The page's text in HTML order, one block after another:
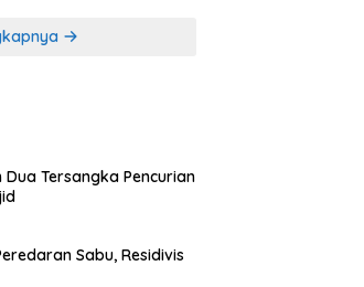
Jurnalistik
Tersangka Pencurian
Sabu, Residivis